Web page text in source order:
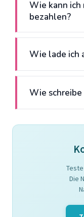
Wie kann ich
bezahlen?
Wie lade ich
Wie schreibe
Die